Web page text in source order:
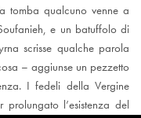
tomba qualcuno venne a
e un batuffolo di
scrisse qualche parola
– aggiunse un pezzetto
I fedeli della Vergine
l’esistenza del